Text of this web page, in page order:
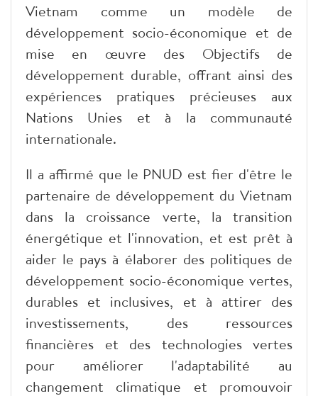
Vietnam comme un modèle de
développement socio-économique et de
mise en œuvre des Objectifs de
développement durable, offrant ainsi des
expériences pratiques précieuses aux
Nations Unies et à la communauté
internationale.
Il a affirmé que le PNUD est fier d'être le
partenaire de développement du Vietnam
dans la croissance verte, la transition
énergétique et l'innovation, et est prêt à
aider le pays à élaborer des politiques de
développement socio-économique vertes,
durables et inclusives, et à attirer des
investissements, des ressources
financières et des technologies vertes
pour améliorer l'adaptabilité au
changement climatique et promouvoir